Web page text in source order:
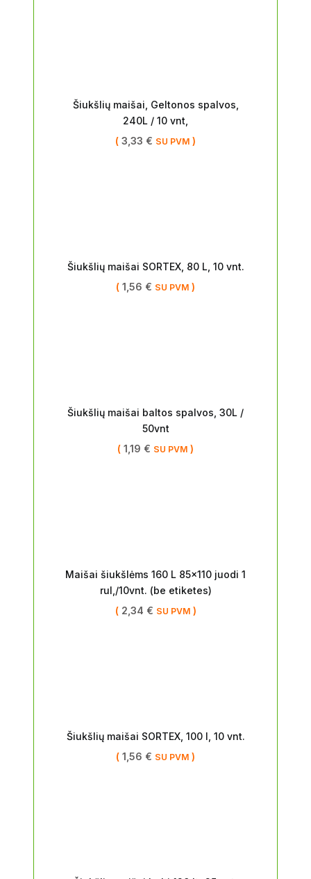
Šiukšlių maišai, Geltonos spalvos,
240L / 10 vnt,
( 3,33 € SU PVM )
Šiukšlių maišai SORTEX, 80 L, 10 vnt.
( 1,56 € SU PVM )
Šiukšlių maišai baltos spalvos, 30L /
50vnt
( 1,19 € SU PVM )
Maišai šiukšlėms 160 L 85×110 juodi 1
rul,/10vnt. (be etiketes)
( 2,34 € SU PVM)
Šiukšlių maišai SORTEX, 100 l, 10 vnt.
( 1,56 € SU PVM )